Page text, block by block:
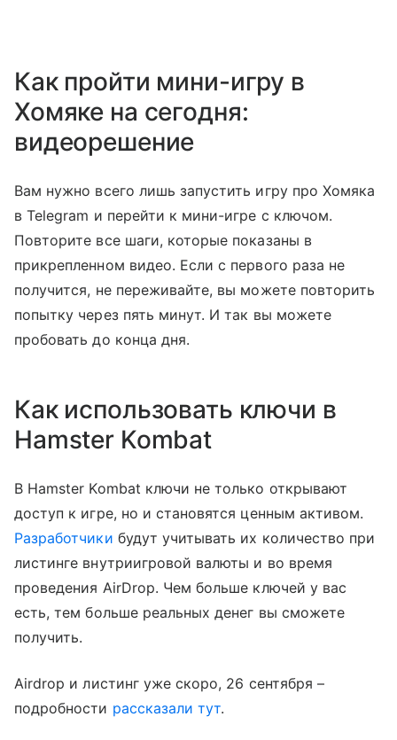
Как пройти мини-игру в
Хомяке на сегодня:
видеорешение
Вам нужно всего лишь запустить игру про Хомяка
в Telegram и перейти к мини-игре с ключом.
Повторите все шаги, которые показаны в
прикрепленном видео. Если с первого раза не
получится, не переживайте, вы можете повторить
попытку через пять минут. И так вы можете
пробовать до конца дня.
Как использовать ключи в
Hamster Kombat
В Hamster Kombat ключи не только открывают
доступ к игре, но и становятся ценным активом.
Разработчики будут учитывать их количество при
листинге внутриигровой валюты и во время
проведения AirDrop. Чем больше ключей у вас
есть, тем больше реальных денег вы сможете
получить.
Airdrop и листинг уже скоро, 26 сентября –
подробности рассказали тут.